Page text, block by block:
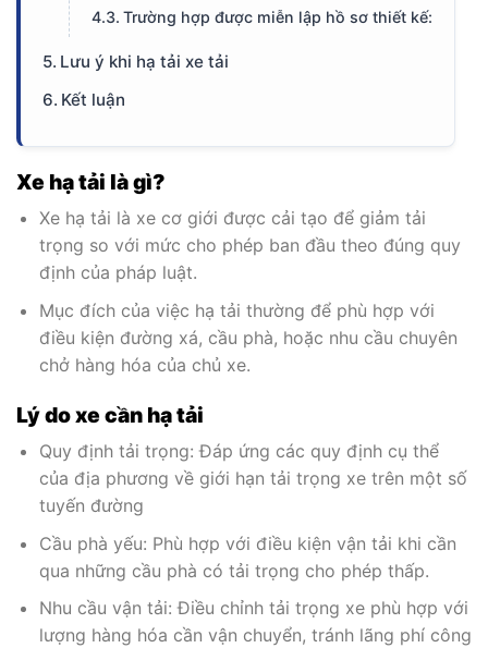
Trường hợp được miễn lập hồ sơ thiết kế:
Lưu ý khi hạ tải xe tải
Kết luận
Xe hạ tải là gì?
Xe hạ tải là xe cơ giới được cải tạo để giảm tải
trọng so với mức cho phép ban đầu theo đúng quy
định của pháp luật.
Mục đích của việc hạ tải thường để phù hợp với
điều kiện đường xá, cầu phà, hoặc nhu cầu chuyên
chở hàng hóa của chủ xe.
Lý do xe cần hạ tải
Quy định tải trọng: Đáp ứng các quy định cụ thể
của địa phương về giới hạn tải trọng xe trên một số
tuyến đường
Cầu phà yếu: Phù hợp với điều kiện vận tải khi cần
qua những cầu phà có tải trọng cho phép thấp.
Nhu cầu vận tải: Điều chỉnh tải trọng xe phù hợp với
lượng hàng hóa cần vận chuyển, tránh lãng phí công